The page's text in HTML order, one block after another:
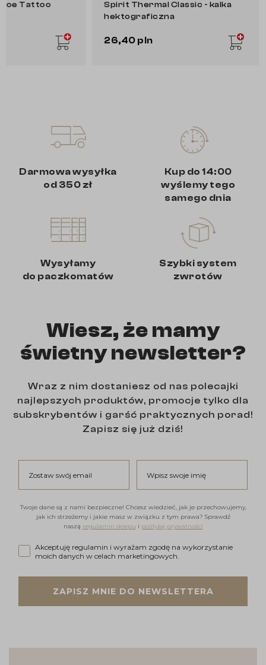
Stencil Eraser Aloe Tattoo
69,00 pln
Spirit Thermal
26,40 pln
Darmowa wysyłka
od 350 zł
Kup do 14:00
wyślemy tego
samego dnia
Wysyłamy
do paczkomatów
Szybki system
zwrotów
Wiesz, że mamy
świetny newsletter?
Wraz z nim dostaniesz od nas polecajki
najlepszych produktów, promocje tylko dla
subskrybentów i garść praktycznych porad!
Zapisz się już dziś!
Twoje dane są z nami bezpieczne! Chcesz wiedzieć, jak je przechowujemy,
jak ich strzeżemy i jakie masz w związku z tym prawa? Sprawdź
naszą regulamin sklepu i politykę prywatności
Akceptuję regulamin i wyrażam zgodę na wykorzystanie
Akceptuję regulamin i wyrażam zgodę na wykorzystanie
moich danych w celach marketingowych.
ZAPISZ MNIE DO NEWSLETTERA